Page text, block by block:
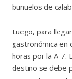
buñuelos de
Luego, para
gastronómica en
horas por la A-7.
destino se debe